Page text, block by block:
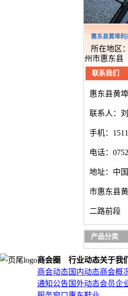
惠东县黄埠利
所在地区
州市惠东县
联系我们
惠东县黄
联系人：
手机：
电话：
地址：中
市惠东县
二路前段
产品分类
商会圈
商会动态
通知公告
行业动态
国内动态
国外动态
关于我们
商会概
会员企